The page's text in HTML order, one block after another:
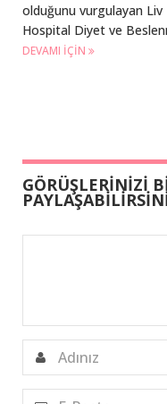
olduğunu vurgulayan Liv
Hospital Diyet ve
DEVAMI IÇIN
GÖRÜŞLERİNİZİ